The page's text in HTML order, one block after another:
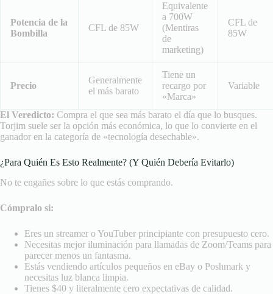
Potencia de la
Bombilla
CFL de 85W
Equivalente
a 700W
(Mentiras
de
marketing)
CFL de
85W
Precio
Generalmente
el más barato
Tiene un
recargo por
«Marca»
Variable
El Veredicto: Compra el que sea más barato el día que lo busques.
Torjim suele ser la opción más económica, lo que lo convierte en el
ganador en la categoría de «tecnología desechable».
¿Para Quién Es Esto Realmente? (Y Quién Debería Evitarlo)
No te engañes sobre lo que estás comprando.
Cómpralo si:
Eres un streamer o YouTuber principiante con presupuesto cero.
Necesitas mejor iluminación para llamadas de Zoom/Teams para
parecer menos un fantasma.
Estás vendiendo artículos pequeños en eBay o Poshmark y
necesitas luz blanca limpia.
Tienes $40 y literalmente cero expectativas de calidad.